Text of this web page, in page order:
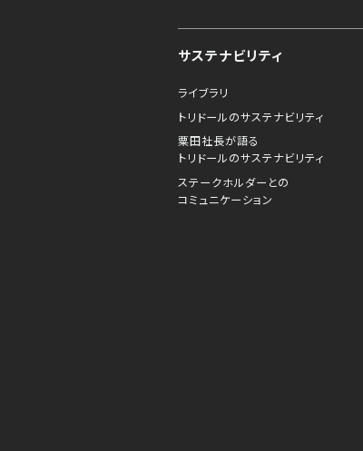
サステナビリティ
ライブラリ
トリドールのサステナビリティ
粟田社長が語る
トリドールのサステナビリティ
ステークホルダーとの
コミュニケーション